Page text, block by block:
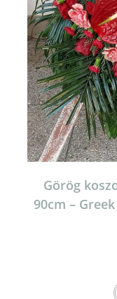
Görög
90cm –